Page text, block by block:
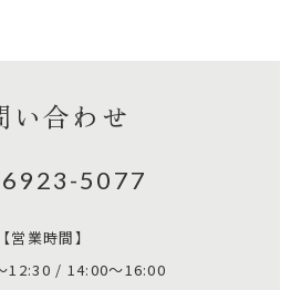
い合わせ
5077
【営業時間】
12:30 / 14:00～16:00